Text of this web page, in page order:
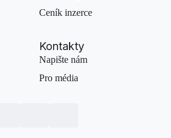
Ceník inzerce
Kontakty
Napište nám
Pro média